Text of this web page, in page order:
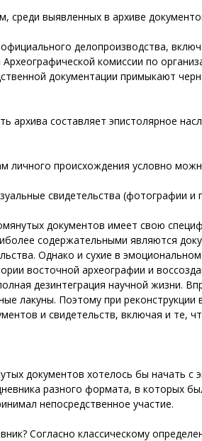
среди выявленных в архиве
делопроизводства,
комиссии по
документации примыкают
архива составляет эпистолярное
личного происхождения условно
свидетельства (фотографии
документов имеет свою
содержательными являются
Однако и сухие в
восточной археографии и
дезинтеграция научной жизни.
лакуны. Поэтому при
и свидетельств, включая и те,
документов хотелось бы начать с
разного формата, в которых
непосредственное участие.
Согласно классическому